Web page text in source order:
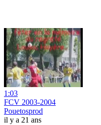
1:03
FCV 2003-2004
Pouetosprod
il y a 21 ans